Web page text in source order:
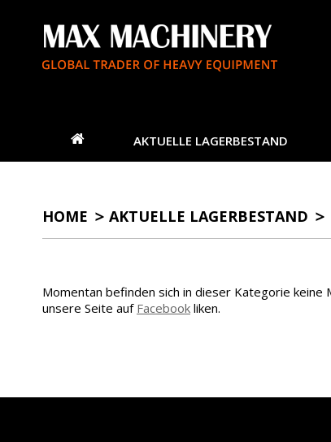
AKTUELLE LAGERBESTAND
HOME AKTUELLE LAGERBESTAND
Momentan befinden sich in dieser Kategorie keine
unsere Seite auf Facebook liken.